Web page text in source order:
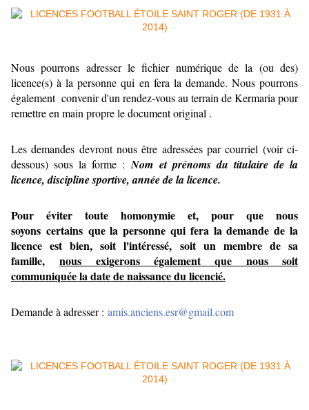
Nous pourrons adresser le fichier numérique de la (ou des)
licence(s) à la personne qui en fera la demande. Nous pourrons
également convenir d'un rendez-vous au terrain de Kermaria pour
remettre en main propre le document original .
Les demandes devront nous être adressées par courriel (voir ci-
dessous) sous la forme : Nom et prénoms du titulaire de la
licence, discipline sportive, année de la licence.
Pour éviter toute homonymie et, pour que nous
soyons certains que la personne qui fera la demande de la
licence est bien, soit l'intéressé, soit un membre de sa
famille,
nous exigerons également que nous soit
communiquée la date de naissance du licencié.
Demande à adresser : amis.anciens.esr@gmail.com